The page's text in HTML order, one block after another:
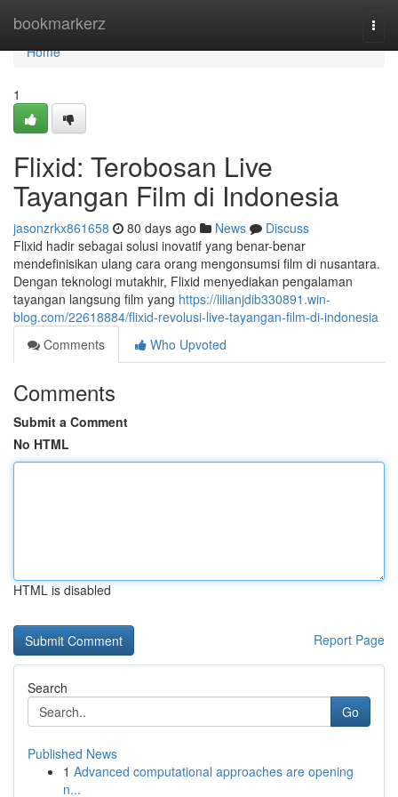
bookmarkerz
Home
Home
1
Flixid: Terobosan Live
Tayangan Film di Indonesia
jasonzrkx861658 80 days ago News
Discuss
Flixid hadir sebagai solusi inovatif yang benar-benar
mendefinisikan ulang cara orang mengonsumsi film di nusantara.
Dengan teknologi mutakhir, Flixid menyediakan pengalaman
tayangan langsung film yang https://lilianjdib330891.win-
blog.com/22618884/flixid-revolusi-live-tayangan-film-di-indonesia
Comments
Who Upvoted
Comments
Submit a Comment
No HTML
HTML is disabled
Report Page
Search
Go
Published News
1 Advanced computational approaches are opening
n...